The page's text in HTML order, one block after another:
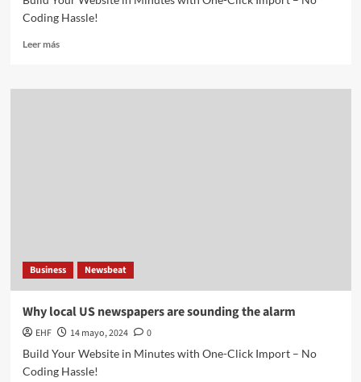
Coding Hassle!
Leer más
Business Newsbeat
Why local US newspapers are sounding the alarm
EHF 14 mayo, 2024
0
Build Your Website in Minutes with One-Click Import – No
Coding Hassle!